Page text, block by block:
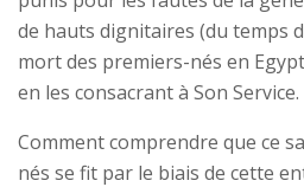
de hauts dignitaires (du temps
mort des premiers-nés en
en les consacrant à Son Service.
Comment comprendre que ce
nés se fit par le biais de cette